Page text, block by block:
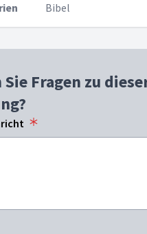
Bibel
Sie Fragen zu